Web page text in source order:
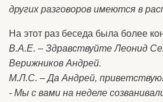
других разговоров имеются в
На этот раз беседа была более
В.А.Е. – Здравствуйте Леонид
Верижников Андрей.
М.Л.С. – Да Андрей,
- Мы с вами на неделе